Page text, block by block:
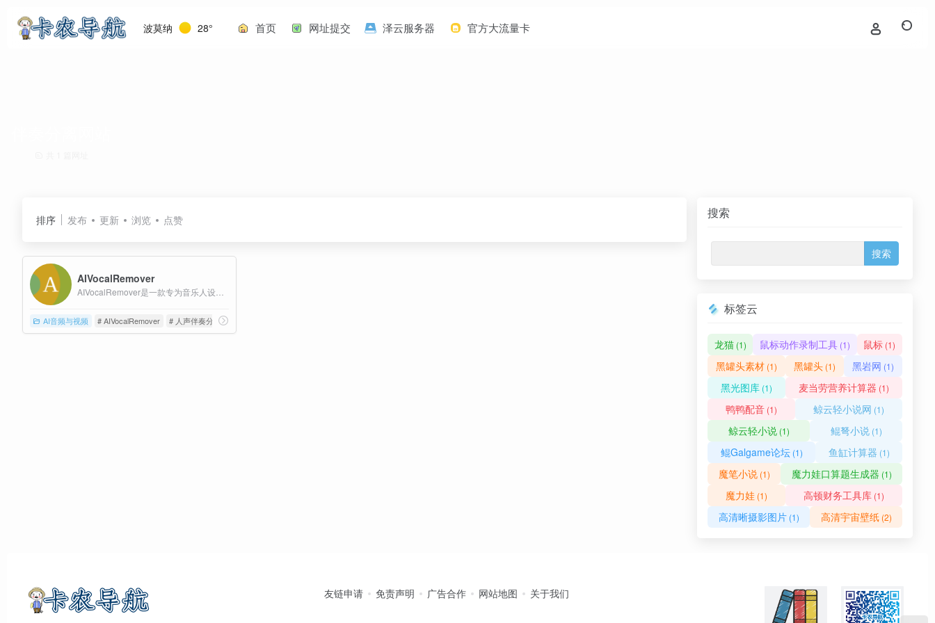
波莫纳 28° 首页 网址提交 泽云服务器 官方大流量卡
排序 发布 更新 浏览 点赞
AIVocalRemover
AI音频与视频 # AIVocalRemover # 人声伴奏分离
搜索
标签云
龙猫(1) 鼠标动作录制工具(1) 鼠标 (1)
黑罐头素材 (1) 黑罐头 (1) 黑岩网 (1)
黑光图库 (1) 麦当劳营养计算器 (1)
鸭鸭配音 (1) 鲸云轻小说网 (1)
鲸云轻小说(1) 鲲弩小说(1)
鲲Galgame论坛(1) 鱼缸计算器 (1)
魔笔小说(1) 魔力娃口算题生成器 (1)
魔力娃 (1) 高顿财务工具库 (1)
高清晰摄影图片(1) 高清宇宙壁纸(2)
友链申请 免责声明 广告合作 网站地图 关于我们